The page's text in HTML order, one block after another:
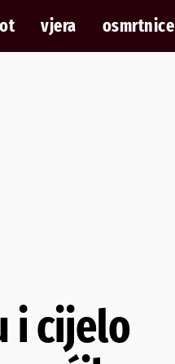
vjera osmrtnice
i cijelo